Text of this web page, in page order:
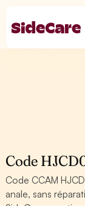
Code
Code CCAM
anale, sans